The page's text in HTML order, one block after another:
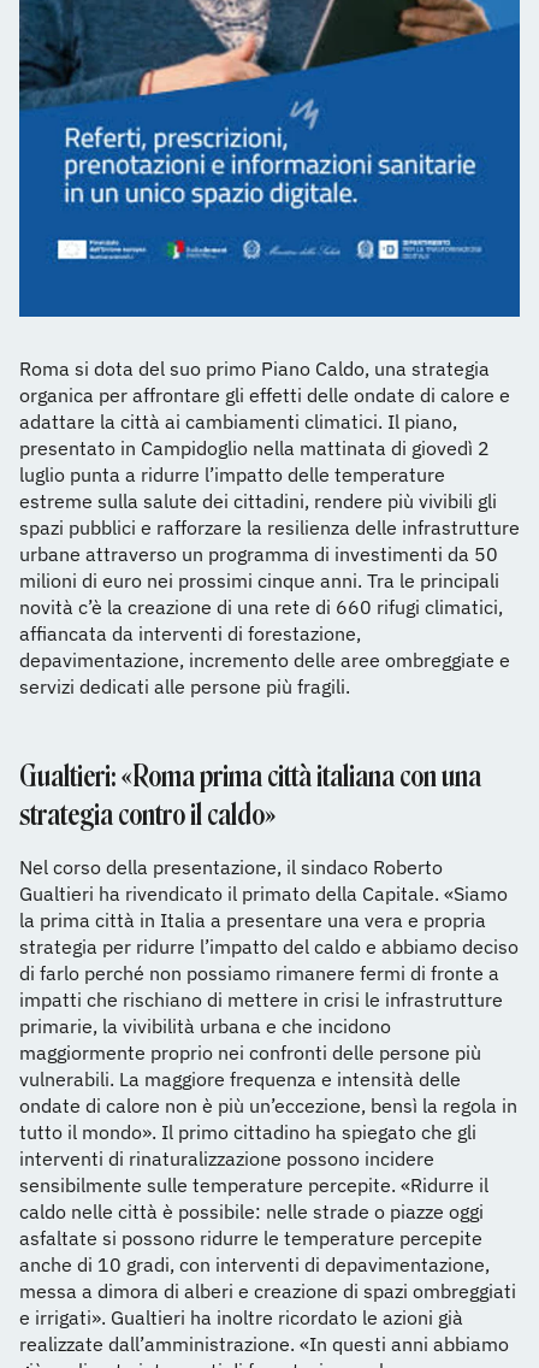
Roma si dota del suo primo Piano Caldo, una strategia
organica per affrontare gli effetti delle ondate di calore e
adattare la città ai cambiamenti climatici. Il piano,
presentato in Campidoglio nella mattinata di giovedì 2
luglio punta a ridurre l’impatto delle temperature
estreme sulla salute dei cittadini, rendere più vivibili gli
spazi pubblici e rafforzare la resilienza delle infrastrutture
urbane attraverso un programma di investimenti da 50
milioni di euro nei prossimi cinque anni. Tra le principali
novità c’è la creazione di una rete di 660 rifugi climatici,
affiancata da interventi di forestazione,
depavimentazione, incremento delle aree ombreggiate e
servizi dedicati alle persone più fragili.
Gualtieri: «Roma prima città italiana con una
strategia contro il caldo»
Nel corso della presentazione, il sindaco Roberto
Gualtieri ha rivendicato il primato della Capitale. «Siamo
la prima città in Italia a presentare una vera e propria
strategia per ridurre l’impatto del caldo e abbiamo deciso
di farlo perché non possiamo rimanere fermi di fronte a
impatti che rischiano di mettere in crisi le infrastrutture
primarie, la vivibilità urbana e che incidono
maggiormente proprio nei confronti delle persone più
vulnerabili. La maggiore frequenza e intensità delle
ondate di calore non è più un’eccezione, bensì la regola in
tutto il mondo». Il primo cittadino ha spiegato che gli
interventi di rinaturalizzazione possono incidere
sensibilmente sulle temperature percepite. «Ridurre il
caldo nelle città è possibile: nelle strade o piazze oggi
asfaltate si possono ridurre le temperature percepite
anche di 10 gradi, con interventi di depavimentazione,
messa a dimora di alberi e creazione di spazi ombreggiati
e irrigati». Gualtieri ha inoltre ricordato le azioni già
realizzate dall’amministrazione. «In questi anni abbiamo